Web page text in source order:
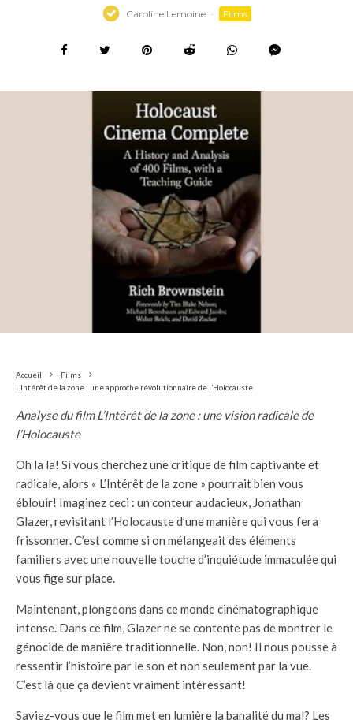
Caroline Lemoine · Films
Accueil
Films
L’Intérêt de la zone : une approche révolutionnaire de l’Holocauste
Analyse du film L’Intérêt de la zone : une vision radicale de
l’Holocauste
Oh la la! Si vous cherchez une critique de film captivante et
radicale, alors « L’Intérêt de la zone » pourrait bien vous
éblouir! Imaginez ceci : un conteur audacieux, Jonathan
Glazer, revisitant l’Holocauste d’une manière qui vous fera
frissonner. C’est comme si on mélangeait des éléments
familiers avec une nouvelle touche d’inquiétude immaculée qui
vous fige sur place.
Maintenant, plongeons dans ce monde cinématographique
intense. Dans ce film, Glazer ne se contente pas de montrer le
génocide de manière traditionnelle. Non, non! Il nous pousse à
ressentir l’histoire par le son et non seulement par la vue.
C’est là que ça devient vraiment intéressant!
Saviez-vous que le film met en lumière la banalité du mal? Les